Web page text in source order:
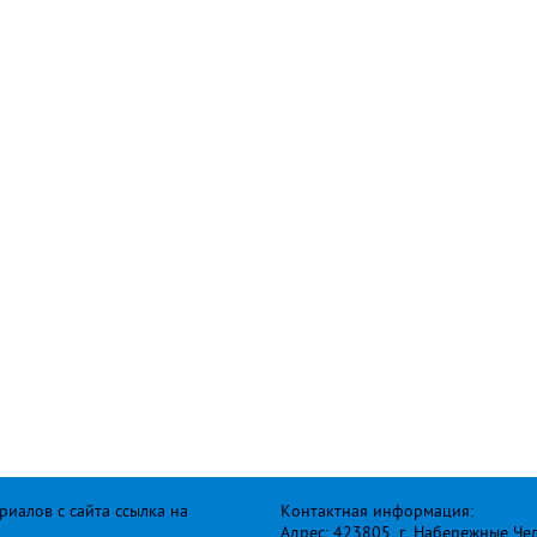
с сайта ссылка на
Контактная информация:
Адрес: 423805, г. Набережные